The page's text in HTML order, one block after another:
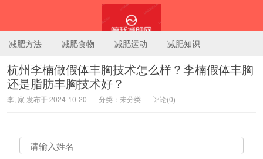
陪我减肥网
减肥方法 减肥食物 减肥运动 减肥知识
杭州李楠做假体丰胸技术怎么样？李楠假体丰胸
还是脂肪丰胸技术好？
李, 家 发布于 2024-10-20 分类：未分类 评论(0)